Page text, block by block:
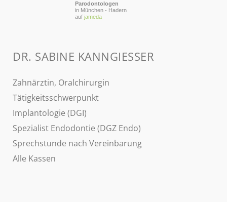
Parodontologen
in München - Hadern
auf jameda
DR. SABINE KANNGIESSER
Zahnärztin, Oralchirurgin
Tätigkeitsschwerpunkt
Implantologie (DGI)
Spezialist Endodontie (DGZ Endo)
Sprechstunde nach Vereinbarung
Alle Kassen